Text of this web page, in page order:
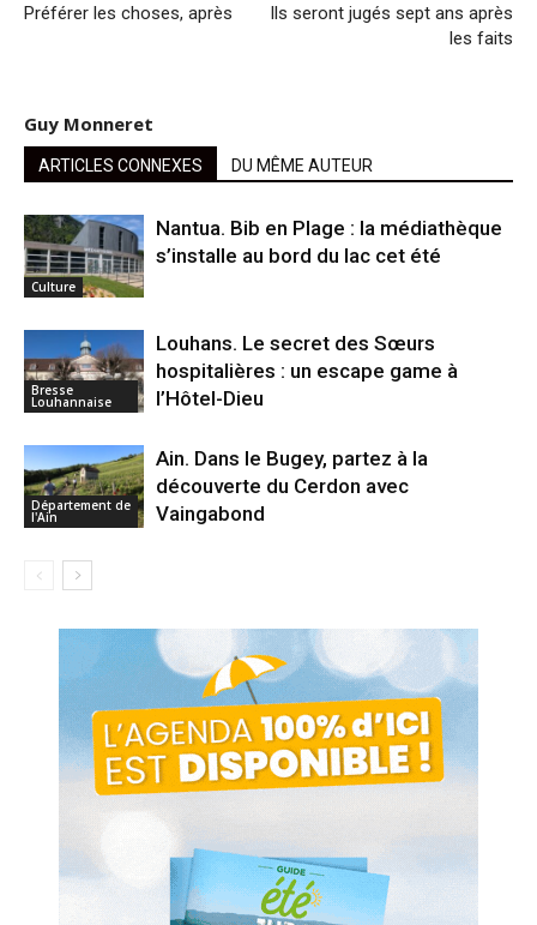
Préférer les choses, après
Ils seront jugés sept ans après
les faits
Guy Monneret
ARTICLES CONNEXES DU MÊME AUTEUR
Culture
Nantua. Bib en Plage : la médiathèque
s’installe au bord du lac cet été
Bresse
Louhannaise
Louhans. Le secret des Sœurs
hospitalières : un escape game à
l’Hôtel-Dieu
Département de
l'Ain
Ain. Dans le Bugey, partez à la
découverte du Cerdon avec
Vaingabond